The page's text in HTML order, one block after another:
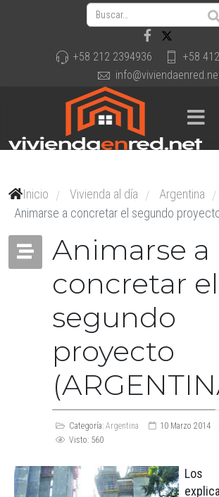
+58 212 2394936
+58
Inicio / Vivienda al día / Argentina /
Animarse a concretar el segundo
Animarse a
concretar el
segundo
proyecto
Categoría: Argentina 10 Marzo 2014
Visto: 560
Los